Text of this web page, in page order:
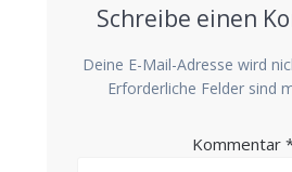
Schreibe einen
Deine E-Mail-Adresse wird
Erforderliche Felder sind
Kommentar